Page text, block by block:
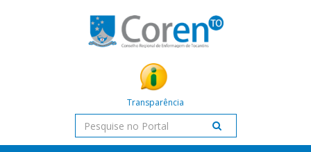
Transparência